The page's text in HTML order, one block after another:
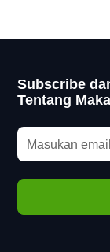
Subscribe
Tentang